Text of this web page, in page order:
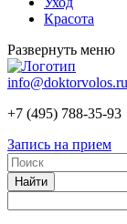
Красота
Развернуть меню
info@doktorvolos.ru
+7 (495) 788-35-93
Запись на прием